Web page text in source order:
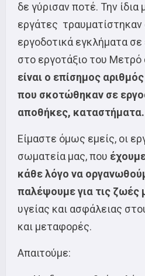
δε γύρισαν ποτέ. Την ίδια
εργάτες
εργοδοτικά εγκλήματα
στο εργοτάξιο του Μετρό
είναι ο επίσημος
που σκοτώθηκαν σε
αποθήκες, καταστήματα.
Είμαστε όμως εμείς, οι
σωματεία μας, που
κάθε λόγο να
παλέψουμε για τις ζωές
υγείας και ασφάλειας
και μεταφορές.
Απαιτούμε: